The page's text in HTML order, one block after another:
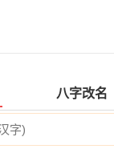
八字改名